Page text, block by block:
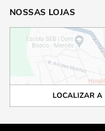
NOSSAS LOJAS